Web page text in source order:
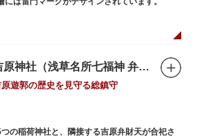
吉原神社（浅草名所七福神 弁財天）
遊郭の歴史を見守る総鎮守
の稲荷神社と、隣接する吉原弁財天が合祀さ